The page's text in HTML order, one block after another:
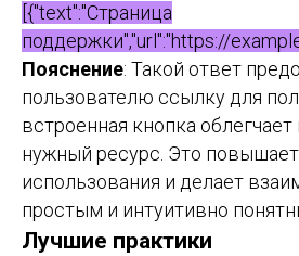
[{"text":"Страница
поддержки","url":"https://
Пояснение: Такой ответ
пользователю ссылку для
встроенная кнопка облегчает
нужный ресурс. Это
использования и делает
простым и интуитивно
Лучшие практики